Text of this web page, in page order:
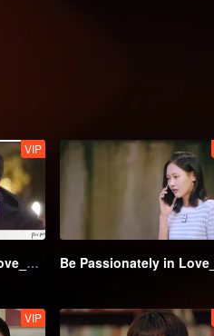
VIP
Be Passionately in Love_第03話
VIP